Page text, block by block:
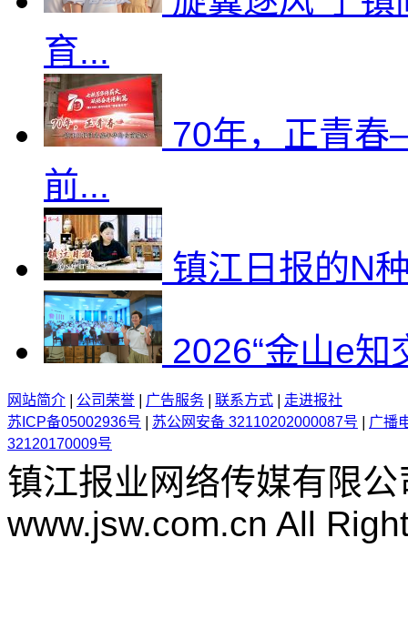
育...
70年，正青
前...
镇江日报的N
2026“金山e知
网站简介 公司荣誉 广告服务 联系方式
走进报社
苏ICP备05002936号
苏公网安备 32110202000087号
广播
32120170009号
镇江报业网络传媒有限公
www.jsw.com.cn All